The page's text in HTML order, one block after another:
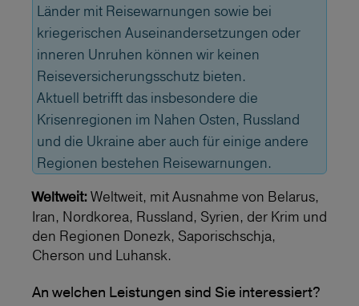
Länder mit Reisewarnungen sowie bei
kriegerischen Auseinandersetzungen oder
inneren Unruhen können wir keinen
Reiseversicherungsschutz bieten.
Aktuell betrifft das insbesondere die
Krisenregionen im Nahen Osten, Russland
und die Ukraine aber auch für einige andere
Regionen bestehen Reisewarnungen.
Weltweit: Weltweit, mit Ausnahme von Belarus,
Iran, Nordkorea, Russland, Syrien, der Krim und
den Regionen Donezk, Saporischschja,
Cherson und Luhansk.
An welchen Leistungen sind Sie interessiert?